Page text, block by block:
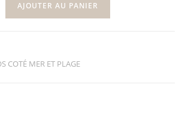
AJOUTER AU PANIER
COTÉ MER ET PLAGE